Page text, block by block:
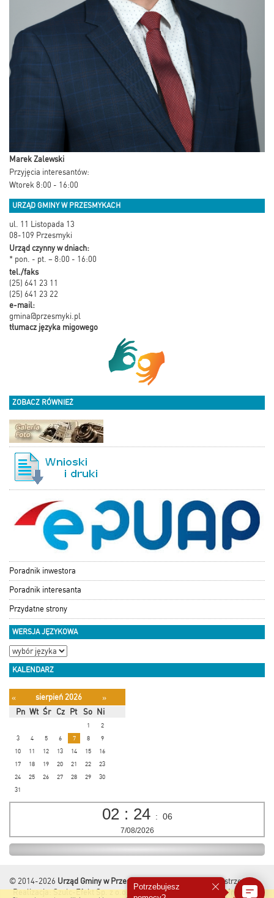
Marek Zalewski
Przyjęcia interesantów:
Wtorek 8:00 - 16:00
URZĄD GMINY W PRZESMYKACH
ul. 11 Listopada 13
08-109 Przesmyki
Urząd czynny w dniach:
* pon. - pt. – 8:00 - 16:00
tel./faks
(25) 641 23 11
(25) 641 23 22
e-mail:
gmina@przesmyki.pl
tłumacz języka migowego
ZOBACZ RÓWNIEŻ
Poradnik inwestora
Poradnik interesanta
Przydatne strony
WERSJA JĘZYKOWA
KALENDARZ
« sierpień 2026
»
Pn Wt Śr Cz Pt So Ni
1
2
3
4 5 6 7 8
9
10
11 12 13 14 15
16
17
18 19 20 21 22
23
24
25 26 27 28 29
30
31
02 : 24 : 07
7/08/2026
© 2014-2026 Urząd Gminy w Przesmykach
Wszelkie Prawa Zastrzeżone.
Realizacja:Szulc-Efekt Sp. z o.o. & www.gmina.pl Marcom Interactive
Potrzebujesz